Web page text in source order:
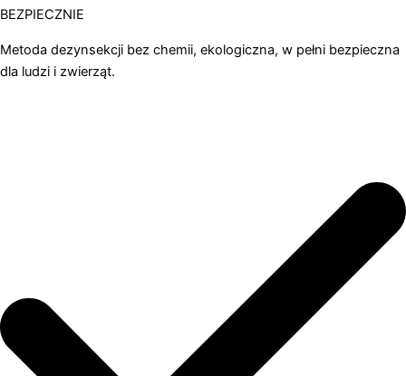
BEZPIECZNIE
Metoda dezynsekcji bez chemii, ekologiczna, w pełni bezpieczna
dla ludzi i zwierząt.